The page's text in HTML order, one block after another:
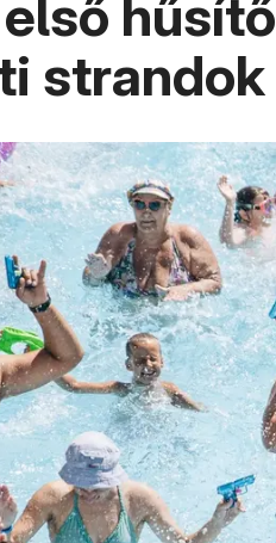
strandok